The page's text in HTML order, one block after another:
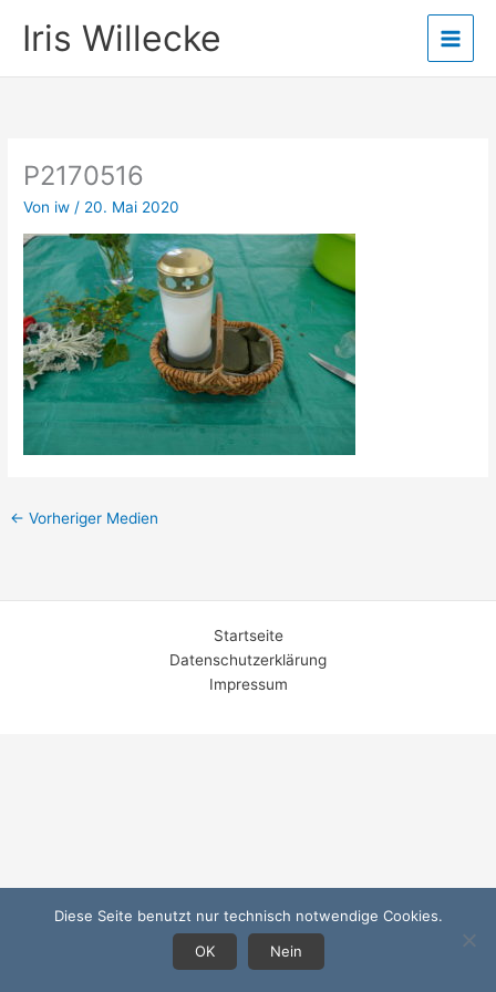
InhaltIris Willecke
P2170516
Von iw / 20. Mai 2020
← Vorheriger Medien
Startseite
Datenschutzerklärung
Impressum
Diese Seite benutzt nur technisch notwendige Cookies.
OK
Nein